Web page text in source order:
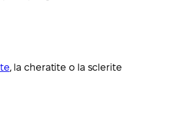
, la cheratite o la sclerite